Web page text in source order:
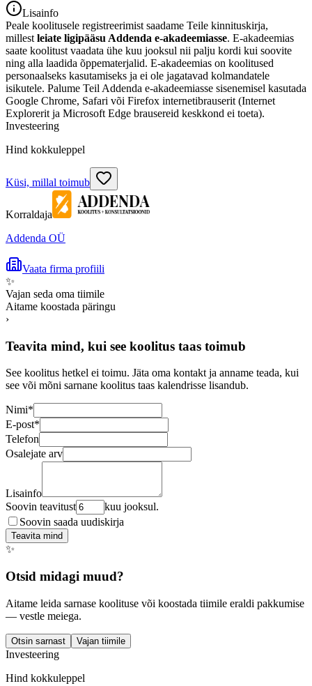
Lisainfo
Peale koolitusele registreerimist saadame Teile kinnituskirja,
millest leiate ligipääsu Addenda e-akadeemiasse. E-akadeemias
saate koolitust vaadata ühe kuu jooksul nii palju kordi kui soovite
ning alla laadida õppematerjalid. E-akadeemias on koolitused
personaalseks kasutamiseks ja ei ole jagatavad kolmandatele
isikutele. Palume Teil Addenda e-akadeemiasse sisenemisel kasutada
Google Chrome, Safari või Firefox internetibrauserit (Internet
Explorerit ja Microsoft Edge brausereid keskkond ei toeta).
Investeering
Hind kokkuleppel
Küsi, millal toimub
Korraldaja
Addenda OÜ
Vaata firma profiili
✨
Vajan seda oma tiimile
Aitame koostada päringu
›
Teavita mind, kui see koolitus taas toimub
See koolitus hetkel ei toimu. Jäta oma kontakt ja anname teada, kui
see või mõni sarnane koolitus taas kalendrisse lisandub.
Nimi*
E-post*
Telefon
Osalejate arv
Lisainfo
Soovin teavitust
kuu jooksul.
Soovin saada uudiskirja
Teavita mind
✨
Otsid midagi muud?
Aitame leida sarnase koolituse või koostada tiimile eraldi pakkumise
— vestle meiega.
Otsin sarnast Vajan tiimile
Investeering
Hind kokkuleppel